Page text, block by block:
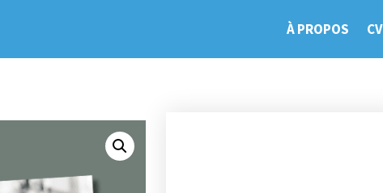
À PROPOS CV